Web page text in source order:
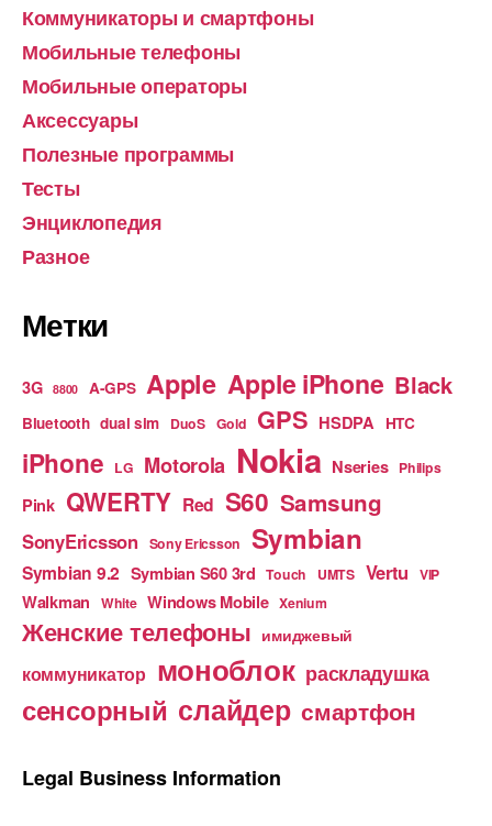
Коммуникаторы и смартфоны
Мобильные телефоны
Мобильные операторы
Аксессуары
Полезные программы
Тесты
Энциклопедия
Разное
Метки
3G 8800 A-GPS Apple Apple iPhone Black
Bluetooth dual sim DuoS Gold GPS HSDPA HTC
iPhone LG Motorola Nokia Nseries Philips
Pink QWERTY Red S60 Samsung
SonyEricsson Sony Ericsson Symbian
Symbian 9.2 Symbian S60 3rd Touch UMTS Vertu VIP
Walkman White Windows Mobile Xenium
Женские телефоны имиджевый
коммуникатор моноблок раскладушка
сенсорный слайдер смартфон
Legal Business Information